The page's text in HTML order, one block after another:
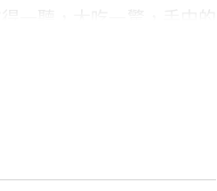
眼前一位男子站在他的漁
黑，臉上似乎稍有光澤。
聞你的經歷，但并未見過